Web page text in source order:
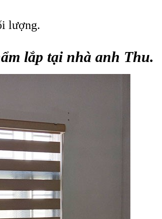
lượng.
lắp tại nhà anh Thu.